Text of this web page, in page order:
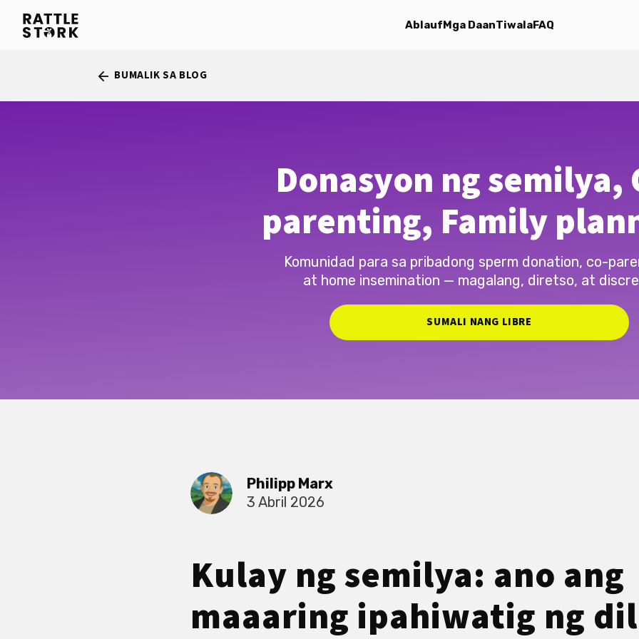
AblaufMga DaanTiwalaFAQ
arrow_back BUMALIK SA BLOG
Donasyon ng semilya,
parenting, Family
Komunidad para sa pribadong sperm donation, co-
at home insemination — magalang, diretso, at
SUMALI NANG LIBRE
Philipp Marx
3 Abril 2026
Kulay ng semilya: ano ang
maaaring ipahiwatig ng